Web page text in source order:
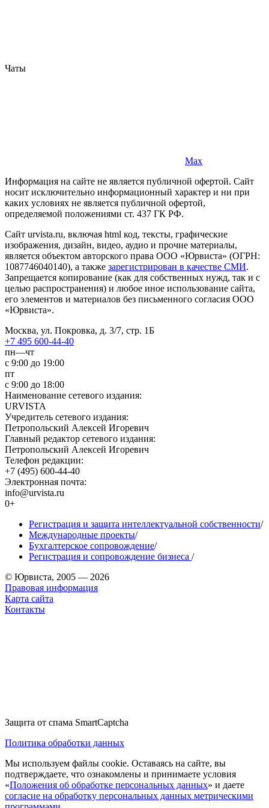
Чаты
Max
Информация на сайте не является публичной офертой. Cайт
носит исключительно информационный характер и ни при
каких условиях не является публичной офертой,
определяемой положениями ст. 437 ГК РФ.
Сайт urvista.ru, включая html код, тексты, графические
изображения, дизайн, видео­, аудио­ и прочие материалы,
является объектом авторского права ООО «Юрвиста» (ОГРН:
1087746040140), а также зарегистрирован в качестве СМИ.
Запрещается копирование (как для собственных нужд, так и с
целью распространения) и любое иное использование сайта,
его элементов и материалов без письменного согласия ООО
«Юрвиста».
Москва, ул. Покровка, д. 3/7, стр. 1Б
+7 495 600-44-40
пн—чт
с 9:00 до 19:00
пт
с 9:00 до 18:00
Наименование сетевого издания:
URVISTA
Учредитель сетевого издания:
Петропольский Алексей Игоревич
Главный редактор сетевого издания:
Петропольский Алексей Игоревич
Телефон редакции:
+7 (495) 600-44-40
Электронная почта:
info@urvista.ru
0+
Регистрация и защита интеллектуальной собственности/
Международные проекты/
Бухгалтерское сопровождение/
Регистрация и сопровождение бизнеса /
© Юрвиста, 2005 — 2026
Правовая информация
Карта сайта
Контакты
Защита от спама SmartCaptcha
Политика обработки данных
Мы используем файлы cookie. Оставаясь на сайте, вы
подтверждаете, что ознакомлены и принимаете условия
«Положения об обработке персональных данных» и даете
согласие на обработку персональных данных метрическими